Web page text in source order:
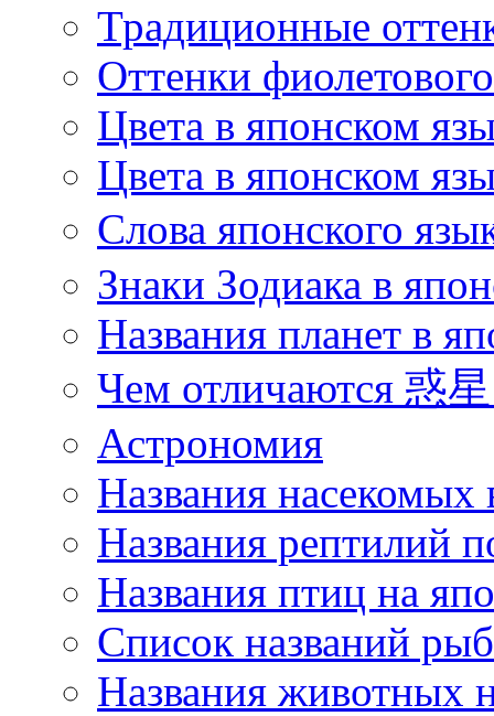
Традиционные
Оттенки
Цвета в японском
Цвета в японском
Слова японского
Знаки Зодиака в
Названия планет в
Чем отличаются 惑
Астрономия
Названия насекомых
Названия рептилий
Названия птиц на
Список названий
Названия животных